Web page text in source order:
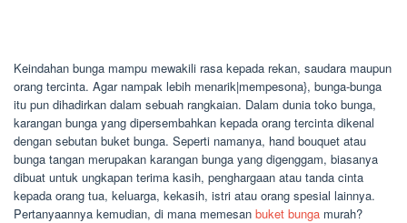
Keindahan bunga mampu mewakili rasa kepada rekan, saudara maupun
orang tercinta. Agar nampak lebih menarik|mempesona}, bunga-bunga
itu pun dihadirkan dalam sebuah rangkaian. Dalam dunia toko bunga,
karangan bunga yang dipersembahkan kepada orang tercinta dikenal
dengan sebutan buket bunga. Seperti namanya, hand bouquet atau
bunga tangan merupakan karangan bunga yang digenggam, biasanya
dibuat untuk ungkapan terima kasih, penghargaan atau tanda cinta
kepada orang tua, keluarga, kekasih, istri atau orang spesial lainnya.
Pertanyaannya kemudian, di mana memesan buket bunga murah?